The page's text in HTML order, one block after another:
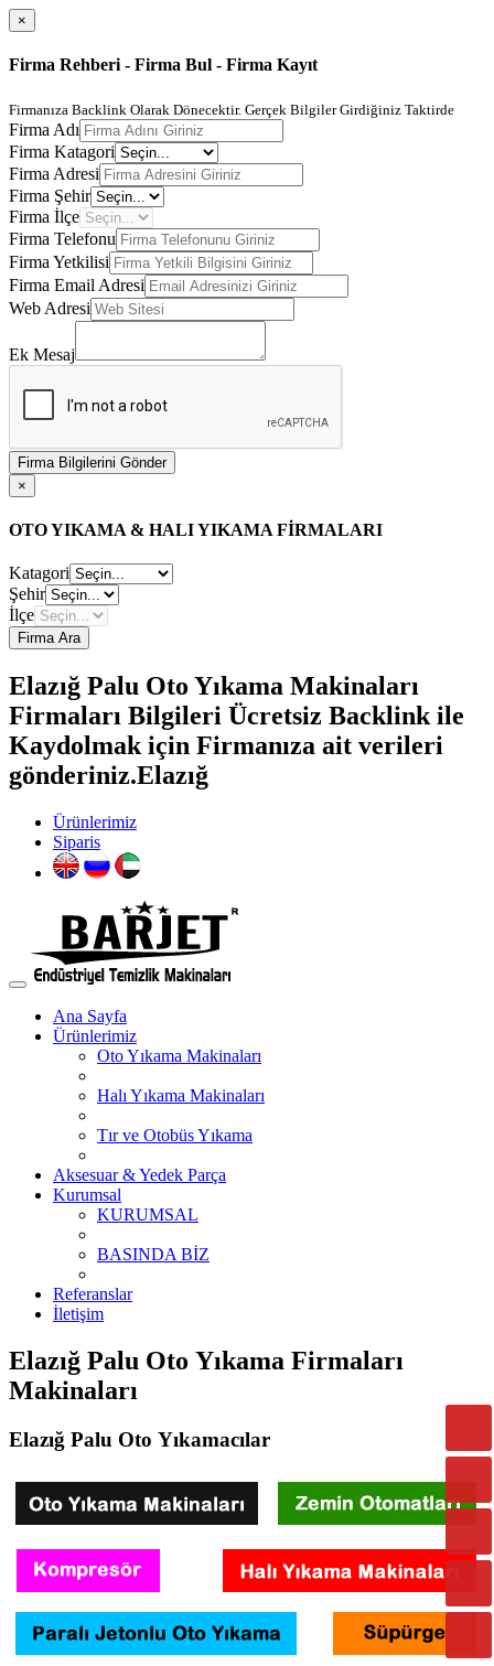
×
Firma Rehberi - Firma Bul - Firma Kayıt
Firmanıza Backlink Olarak Dönecektir. Gerçek Bilgiler Girdiğiniz Taktirde
Firma Adı
Firma Katagori
Firma Adresi
Firma Şehir
Firma İlçe
Firma Telefonu
Firma Yetkilisi
Firma Email Adresi
Web Adresi
Ek Mesaj
Firma Bilgilerini Gönder
×
OTO YIKAMA & HALI YIKAMA FİRMALARI
Katagori
Şehir
İlçe
Firma Ara
Elazığ Palu Oto Yıkama Makinaları
Firmaları Bilgileri Ücretsiz Backlink ile
Kaydolmak için Firmanıza ait verileri
gönderiniz.Elazığ
Ürünlerimiz
Siparis
Ana Sayfa
Ürünlerimiz
Oto Yıkama Makinaları
Halı Yıkama Makinaları
Tır ve Otobüs Yıkama
Aksesuar & Yedek Parça
Kurumsal
KURUMSAL
BASINDA BİZ
Referanslar
İletişim
Elazığ Palu Oto Yıkama Firmaları
Makinaları
Elazığ Palu Oto Yıkamacılar